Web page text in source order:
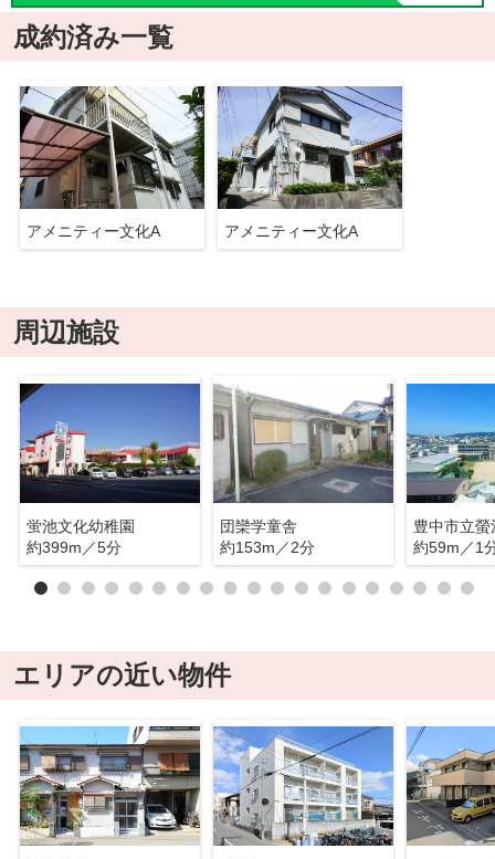
成約済み一覧
アメニティー文化A アメニティー文化A
周辺施設
蛍池文化幼稚園
約399m／5分
団欒学童舎
約153m／2分
豊中市立螢
約59m／1
エリアの近い物件